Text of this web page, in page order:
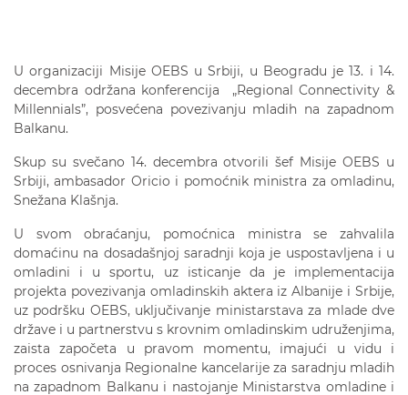
U organizaciji Misije OEBS u Srbiji, u Beogradu je 13. i 14.
decembra održana konferencija „Regional Connectivity &
Millennials”, posvećena povezivanju mladih na zapadnom
Balkanu.
Skup su svečano 14. decembra otvorili šef Misije OEBS u
Srbiji, ambasador Oricio i pomoćnik ministra za omladinu,
Snežana Klašnja.
U svom obraćanju, pomoćnica ministra se zahvalila
domaćinu na dosadašnjoj saradnji koja je uspostavljena i u
omladini i u sportu, uz isticanje da je implementacija
projekta povezivanja omladinskih aktera iz Albanije i Srbije,
uz podršku OEBS, uključivanje ministarstava za mlade dve
države i u partnerstvu s krovnim omladinskim udruženjima,
zaista započeta u pravom momentu, imajući u vidu i
proces osnivanja Regionalne kancelarije za saradnju mladih
na zapadnom Balkanu i nastojanje Ministarstva omladine i